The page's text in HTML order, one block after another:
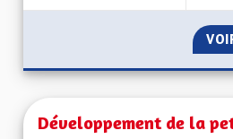
Développement de la